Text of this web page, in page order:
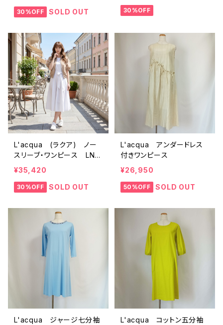
30%OFF SOLD OUT 30%OFF
L'acqua (ラクア) ノー
スリーブ・ワンピース LN3
61OP
¥35,420
30%OFF SOLD OUT
L'acqua アンダードレス
付きワンピース
¥26,950
50%OFF SOLD OUT
L'acqua ジャージ七分袖
L'acqua コットン五分袖